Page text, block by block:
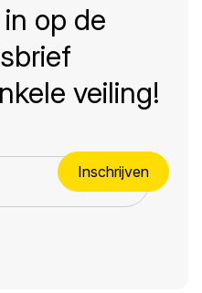
op de
veiling!
Inschrijven